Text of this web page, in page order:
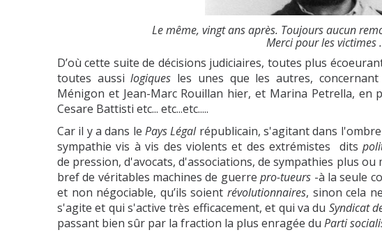
Le même, vingt ans après. Toujours aucun
Merci pour les victimes
D’où cette suite de décisions judiciaires, toutes plus
toutes aussilogiques les unes que les autres,
Ménigon et Jean-Marc Rouillan hier, et Marina Petrella, en
Cesare Battisti etc... etc...etc.....
Car il y a dans lePays Légalrépublicain, s'agitant dans
sympathie vis à vis des violents et des extrémistes dits
de pression, d'avocats, d'associations, de sympathies plus
bref de véritables machines de guerrepro-tueurs -à la seule
et non négociable, qu’ils soientrévolutionnaires, sinon cela
s'agite et qui s'active très efficacement, et qui va du Syndicat
passant bien sûr par la fraction la plus enragée du Parti